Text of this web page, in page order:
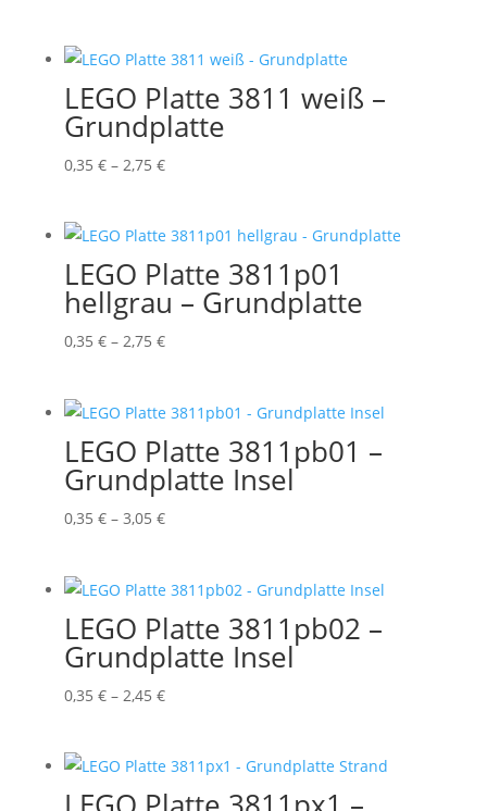
2,85 €
LEGO Platte 3811 weiß –
Grundplatte
0,35 € – 2,75 €Preisspanne:
2,75 €
LEGO Platte 3811p01
hellgrau – Grundplatte
0,35 € – 2,75 €Preisspanne:
2,75 €
LEGO Platte 3811pb01 –
Grundplatte Insel
0,35 € – 3,05 €Preisspanne:
3,05 €
LEGO Platte 3811pb02 –
Grundplatte Insel
0,35 € – 2,45 €Preisspanne:
2,45 €